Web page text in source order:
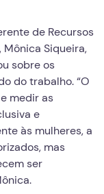
de Recursos
Mônica Siqueira,
sobre os
do trabalho. “O
medir as
e
às mulheres, a
mas
ser